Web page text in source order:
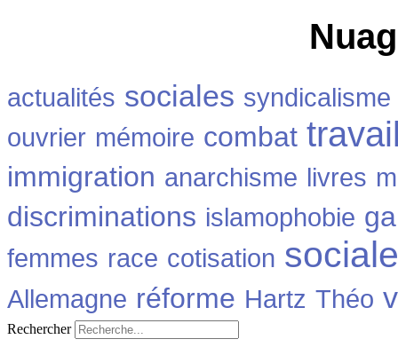
actualités sociales syndicalisme
ouvrier mémoire combat
immigration anarchisme livres
discriminations islamophobie
femmes race cotisation sociale
Allemagne réforme Hartz Théo
Rechercher